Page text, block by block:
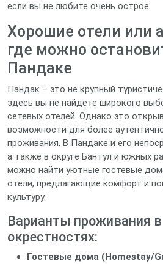
если вы не любите очень острое.
Хорошие отели или
где можно
Пандаке
Пандак – это не крупный
здесь вы не найдете широкого
сетевых отелей. Однако это
возможности для более
проживания. В Пандаке и его
а также в округе Бантул и южных
можно найти уютные гостевые
отели, предлагающие комфорт и
культуру.
Варианты проживания
окрестностях:
Гостевые дома (Homestay/